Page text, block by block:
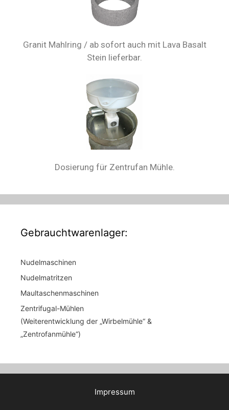
Granit Mahlring / ab sofort auch mit Lava Basalt
Stein lieferbar.
Dosierung für Zentrufan Mühle.
Gebrauchtwarenlager:
Nudelmaschinen
Nudelmatritzen
Maultaschenmaschinen
Zentrifugal-Mühlen
(Weiterentwicklung der „Wirbelmühle“ &
„Zentrofanmühle“)
Impressum